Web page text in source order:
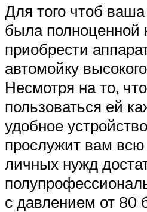
Для того чтоб
была полноценной
приобрести
автомойку
Несмотря на то,
пользоваться ей
удобное
прослужит вам
личных нужд
с давлением от 80